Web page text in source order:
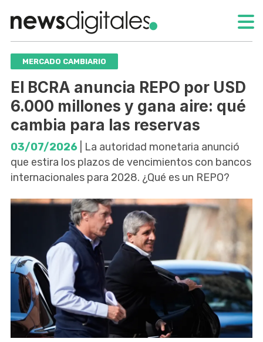
MERCADO CAMBIARIO
El BCRA anuncia REPO por USD
6.000 millones y gana aire: qué
cambia para las reservas
03/07/2026 | La autoridad monetaria anunció
que estira los plazos de vencimientos con bancos
internacionales para 2028. ¿Qué es un REPO?